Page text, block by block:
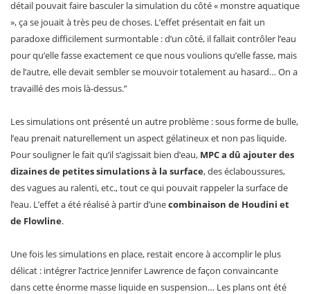
détail pouvait faire basculer la simulation du côté « monstre aquatique
», ça se jouait à très peu de choses. L’effet présentait en fait un
paradoxe difficilement surmontable : d’un côté, il fallait contrôler l’eau
pour qu’elle fasse exactement ce que nous voulions qu’elle fasse, mais
de l’autre, elle devait sembler se mouvoir totalement au hasard… On a
travaillé des mois là-dessus.”
Les simulations ont présenté un autre problème : sous forme de bulle,
l’eau prenait naturellement un aspect gélatineux et non pas liquide.
Pour souligner le fait qu’il s’agissait bien d’eau, MPC a dû ajouter des
dizaines de petites simulations à la surface, des éclaboussures,
des vagues au ralenti, etc., tout ce qui pouvait rappeler la surface de
l’eau. L’effet a été réalisé à partir d’unecombinaison de Houdini et
de Flowline.
Une fois les simulations en place, restait encore à accomplir le plus
délicat : intégrer l’actrice Jennifer Lawrence de façon convaincante
dans cette énorme masse liquide en suspension… Les plans ont été